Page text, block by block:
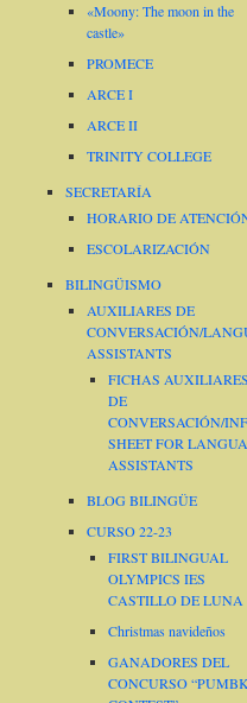
«Moony: The moon in the
castle»
PROMECE
ARCE I
ARCE II
TRINITY COLLEGE
SECRETARÍA
HORARIO DE
ESCOLARIZACIÓN
BILINGÜISMO
AUXILIARES DE
CONVERSACIÓN/
ASSISTANTS
FICHAS AUXILIARES
DE
CONVERSACIÓN/
SHEET FOR
ASSISTANTS
BLOG BILINGÜE
CURSO 22-23
FIRST BILINGUAL
OLYMPICS IES
CASTILLO DE LUNA
Christmas navideños
GANADORES DEL
CONCURSO